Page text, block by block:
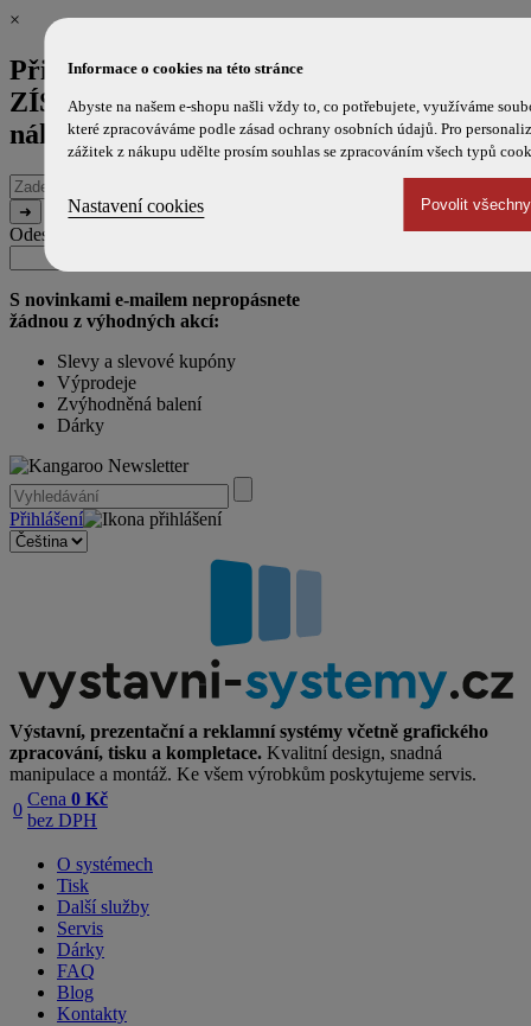
×
Přihlaste se k odběru novinek a
ZÍSKEJTE 100 Kč SLEVUna příští
nákup!
E-
mailová
adresa
Odesláním souhlasíte s použitím e-mailu pro marketingové účely.
Zpráva
(ponechte
prázdné)
(ponechte
prázdné)
S novinkami e-mailem nepropásnete
žádnou z výhodných akcí:
Slevy a slevové kupóny
Výprodeje
Zvýhodněná balení
Dárky
Přihlášení
Výstavní, prezentační a reklamní systémy včetně grafického
zpracování, tisku a kompletace. Kvalitní design, snadná
manipulace a montáž. Ke všem výrobkům poskytujeme servis.
0
Cena 0 Kč
bez DPH
O systémech
Tisk
Další služby
Servis
Dárky
FAQ
Blog
Kontakty
Informace o cookies na této stránce
Abyste na našem e-shopu našli vždy to, co potřebujete, využíváme
které zpracováváme podle zásad ochrany osobních údajů. Pro
zážitek z nákupu udělte prosím souhlas se zpracováním všech typů
Nastavení cookies